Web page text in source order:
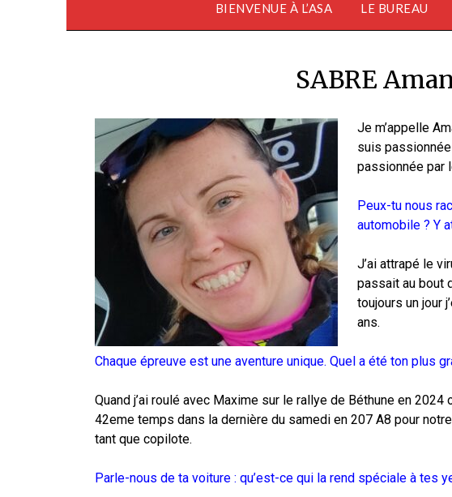
BIENVENUE À L’ASA LE BUREAU
SABRE
Je m’appelle
suis
passionnée par
Peux-tu nous
automobile ? Y
J’ai attrapé le
passait au bout
toujours un jour
ans.
Chaque épreuve est une aventure unique. Quel a été ton plus
Quand j’ai roulé avec Maxime sur le rallye de Béthune en
42eme temps dans la dernière du samedi en 207 A8 pour
tant que copilote.
Parle-nous de ta voiture : qu’est-ce qui la rend spéciale à tes